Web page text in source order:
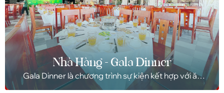
Nhà Hàng - Gala Dinner
Gala Dinner là chương trình sự kiện kết hợp với ăn
tối, được tổ chức công phu nhằm mang lại một